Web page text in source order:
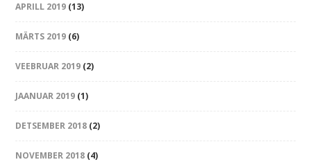
APRILL 2019 (13)
MÄRTS 2019 (6)
VEEBRUAR 2019 (2)
JAANUAR 2019 (1)
DETSEMBER 2018 (2)
NOVEMBER 2018 (4)